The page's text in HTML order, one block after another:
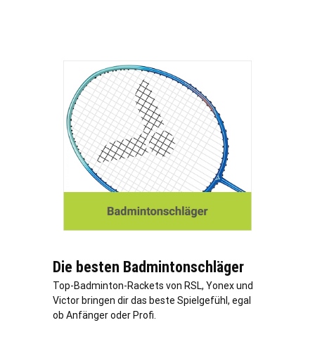
Die besten Badmintonschläger
Top-Badminton-Rackets von RSL, Yonex und
Victor bringen dir das beste Spielgefühl, egal
ob Anfänger oder Profi.